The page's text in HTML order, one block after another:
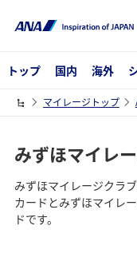
トップ 国内 海外
マイレージトップ
みずほマイレ
みずほマイレージクラ
カードとみずほマイレ
ドです。